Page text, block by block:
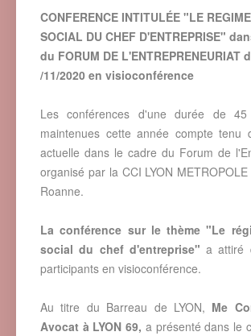
CONFERENCE INTITULÉE "LE
SOCIAL DU CHEF D'ENTREPRISE"
du FORUM DE L'ENTREPRENEURIAT
/11/2020 en visioconférence
Les conférences d'une durée de
maintenues cette année compte tenu
actuelle dans le cadre du Forum de
organisé par la CCI LYON
Roanne.
La conférence sur le thème "Le
social du chef d'entreprise" a attiré
participants en visioconférence.
Au titre du Barreau de LYON, Me
Avocat à LYON 69, a présenté dans le